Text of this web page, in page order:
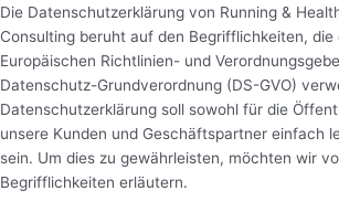
Die Datenschutzerklärung von Running &
Consulting beruht auf den Begrifflichkeiten, die
Europäischen Richtlinien- und
Datenschutz-Grundverordnung (DS-GVO)
Datenschutzerklärung soll sowohl für die
unsere Kunden und Geschäftspartner einfach
sein. Um dies zu gewährleisten, möchten wir
Begrifflichkeiten erläutern.